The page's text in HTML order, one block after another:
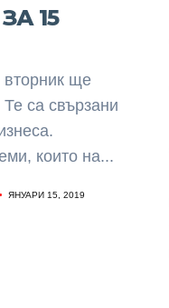
15
ще
са свързани
които на...
ЯНУАРИ 15, 2019